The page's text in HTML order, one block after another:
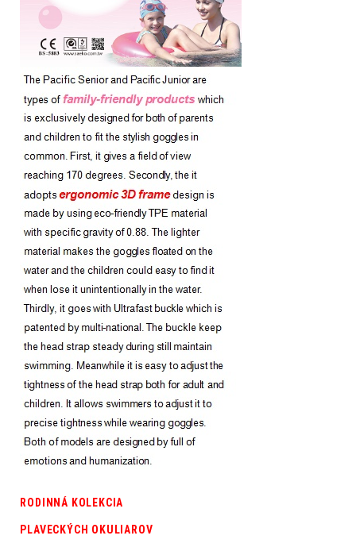
RODINNÁ KOLEKCIA
PLAVECKÝCH OKULIAROV